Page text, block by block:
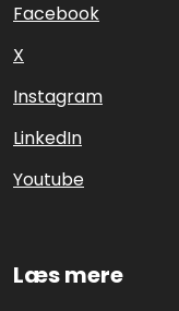
Facebook
X
Instagram
LinkedIn
Youtube
Læs mere